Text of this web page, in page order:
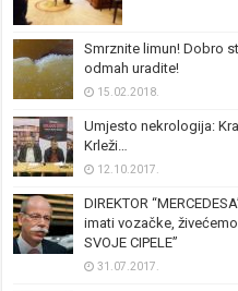
Smrznite limun! Dobro
odmah uradite!
15.02.2018.
Umjesto nekrologija:
Krleži…
12.10.2017.
DIREKTOR
imati vozačke,
SVOJE CIPELE”
31.07.2017.